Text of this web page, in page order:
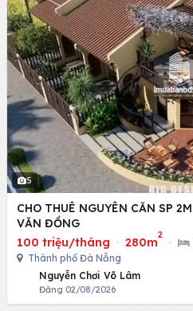
5
CHO THUÊ NGUYÊN CĂN SP
VĂN ĐỒNG
100 triệu/tháng · 280m
2
·
Thành phố Đà Nẵng
Nguyễn Chơi Võ Lâm
Đăng 02/08/2026